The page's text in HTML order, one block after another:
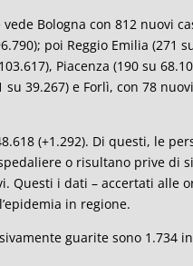
Bologna con 812 nuovi
poi Reggio Emilia (271
Piacenza (190 su
su 39.267) e Forlì, con 78
(+1.292). Di questi, le
o risultano prive di
Questi i dati – accertati alle
in regione.
guarite sono 1.734